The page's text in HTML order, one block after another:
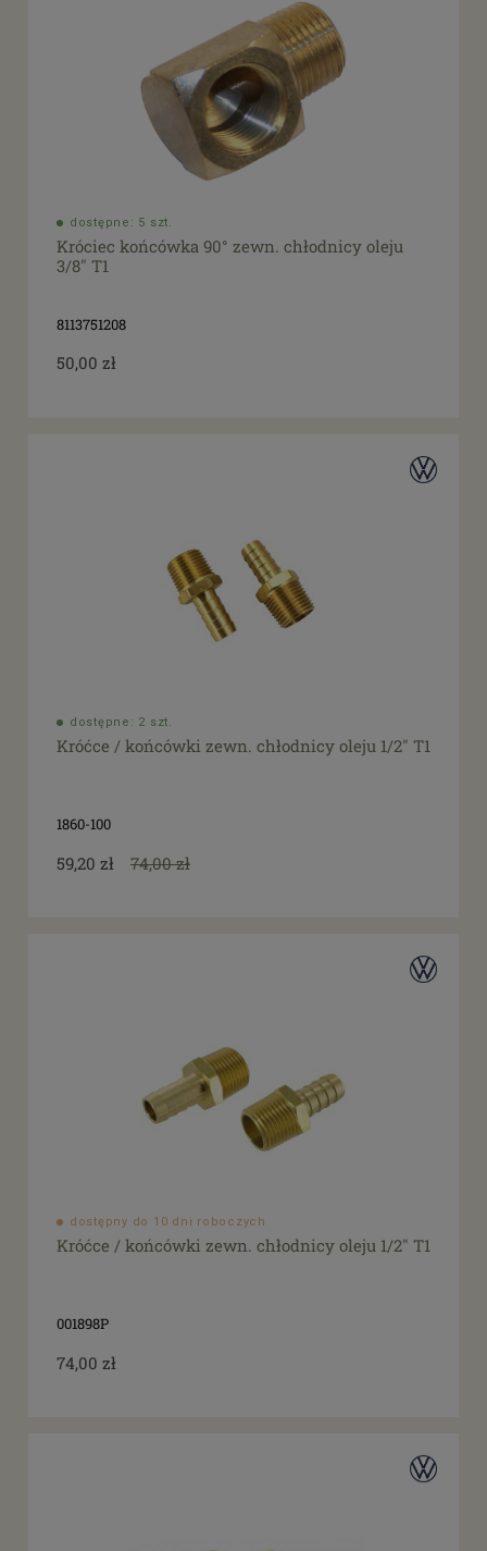
dostępne: 5 szt.
Króciec końcówka 90° zewn. chłodnicy oleju
3/8" T1
8113751208
50,00 zł
dostępne: 2 szt.
Króćce / końcówki zewn. chłodnicy oleju 1/2" T1
1860-100
59,20 zł 74,00 zł
dostępny do 10 dni roboczych
Króćce / końcówki zewn. chłodnicy oleju 1/2" T1
001898P
74,00 zł